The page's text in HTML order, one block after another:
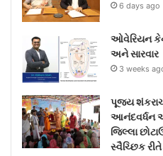
6 days ago
ઓવેરિયન
અને સારવાર
3 weeks
પૂજ્ય
આનંદવર્ધન
જિલ્લા
સ્વૈચ્છિક રીતે